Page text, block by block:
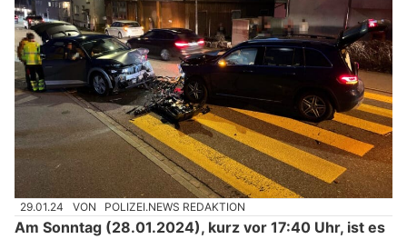
29.01.24 VON POLIZEI.NEWS REDAKTION
Am Sonntag (28.01.2024), kurz vor 17:40 Uhr, ist es